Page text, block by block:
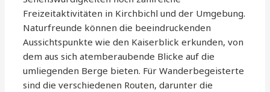
Freizeitaktivitäten in Kirchbichl und der Umgebung.
Naturfreunde können die beeindruckenden
Aussichtspunkte wie den Kaiserblick erkunden, von
dem aus sich atemberaubende Blicke auf die
umliegenden Berge bieten. Für Wanderbegeisterte
sind die verschiedenen Routen, darunter die